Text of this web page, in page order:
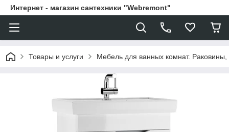
Интернет - магазин сантехники "Webremont"
Товары и услуги Мебель для ванных комнат.